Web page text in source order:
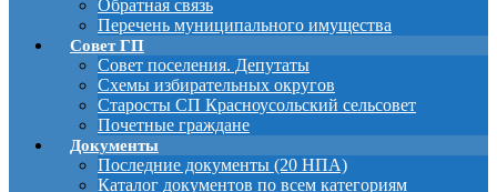
Обратная связь
Перечень муниципального имущества
Совет ГП
Совет поселения. Депутаты
Схемы избирательных округов
Старосты СП Красноусольский сельсовет
Почетные граждане
Документы
Последние документы (20 НПА)
Каталог документов по всем категориям